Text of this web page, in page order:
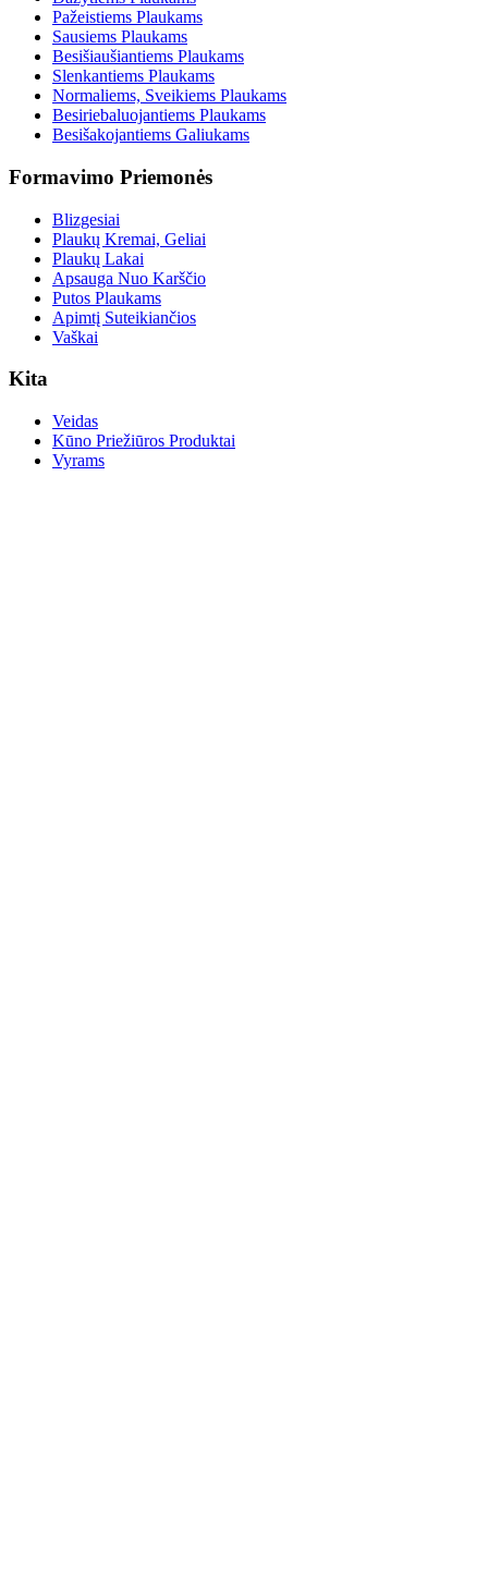
Pažeistiems Plaukams
Sausiems Plaukams
Besišiaušiantiems Plaukams
Slenkantiems Plaukams
Normaliems, Sveikiems Plaukams
Besiriebaluojantiems Plaukams
Besišakojantiems Galiukams
Formavimo Priemonės
Blizgesiai
Plaukų Kremai, Geliai
Plaukų Lakai
Apsauga Nuo Karščio
Putos Plaukams
Apimtį Suteikiančios
Vaškai
Kita
Veidas
Kūno Priežiūros Produktai
Vyrams